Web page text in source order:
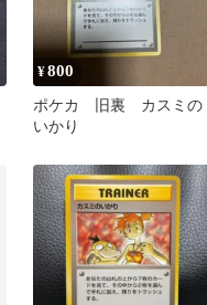
¥800
ポケカ 旧裏 カスミの
いかり